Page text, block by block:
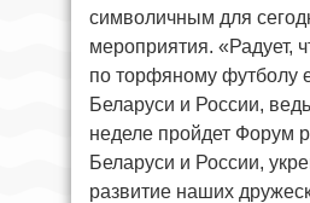
символичным для
мероприятия. «Радует,
по торфяному футболу
Беларуси и России,
неделе пройдет Форум
Беларуси и России,
развитие наших